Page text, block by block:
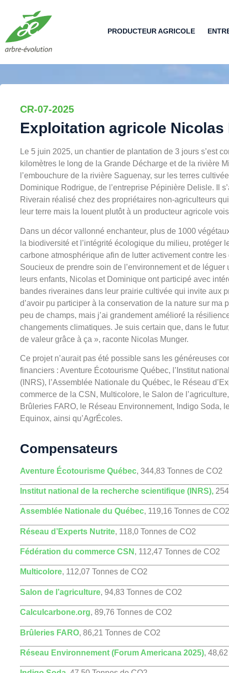
PRODUCTEUR AGRICOLE
CR-07-2025
Exploitation agricole
Le 5 juin 2025, un chantier de plantation de 3 jours s’est
kilomètres le long de la Grande Décharge et de la rivière
l’embouchure de la rivière Saguenay, sur les terres
Dominique Rodrigue, de l’entreprise Pépinière Delisle. Il
Riverain réalisé chez des propriétaires non-agriculteurs
leur terre mais la louent plutôt à un producteur agricole
Dans un décor vallonné enchanteur, plus de 1000
la biodiversité et l’intégrité écologique du milieu, protéger
carbone atmosphérique afin de lutter activement contre
Soucieux de prendre soin de l’environnement et de
leurs enfants, Nicolas et Dominique ont participé avec
bandes riveraines dans leur prairie cultivée qui invite aux
d’avoir pu participer à la conservation de la nature sur ma
peu de champs, mais j’ai grandement amélioré la
changements climatiques. Je suis certain que, dans le
de valeur grâce à ça », raconte Nicolas Munger.
Ce projet n’aurait pas été possible sans les généreuses
financiers : Aventure Écotourisme Québec, l’Institut
(INRS), l’Assemblée Nationale du Québec, le Réseau
commerce de la CSN, Multicolore, le Salon de
Brûleries FARO, le Réseau Environnement, Indigo Soda,
Equinox, ainsi qu’AgrÉcoles.
Compensateurs
Aventure Écotourisme Québec, 344,83 Tonnes de CO2
Institut national de la recherche scientifique (INRS),
Assemblée Nationale du Québec, 119,16 Tonnes de CO2
Réseau d’Experts Nutrite, 118,0 Tonnes de CO2
Fédération du commerce CSN , 112,47 Tonnes de CO2
Multicolore, 112,07 Tonnes de CO2
Salon de l’agriculture, 94,83 Tonnes de CO2
Calculcarbone.org, 89,76 Tonnes de CO2
Brûleries FARO, 86,21 Tonnes de CO2
Réseau Environnement (Forum Americana 2025),